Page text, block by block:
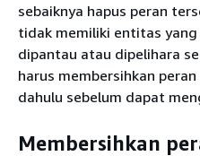
sebaiknya hapus peran
tidak memiliki entitas
dipantau atau dipelihara
harus membersihkan
dahulu sebelum dapat
Membersihkan